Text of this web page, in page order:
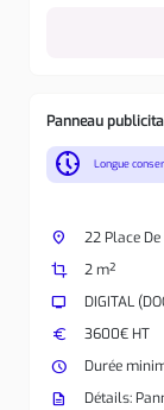
Panneau
nest_clock_farsight_analog Longue
place
22 Place
crop
2 m²
tv
DIGITAL
euro
3600€ HT
watch_later
Durée
description
Détails: